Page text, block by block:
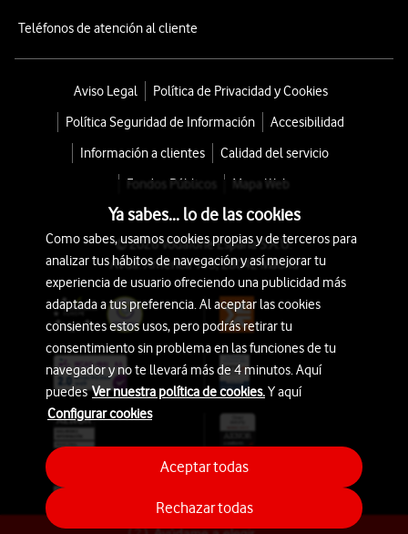
Teléfonos de atención al cliente
Aviso Legal
Política de Privacidad y Cookies
Política Seguridad de Información
Accesibilidad
Información a clientes
Calidad del servicio
Fondos Públicos
Mapa Web
© 2026 Vodafone España S.A.U.
Avda. América 115, 28042 Madrid
Ya sabes... lo de las cookies
Como sabes, usamos cookies propias y de terceros para
analizar tus hábitos de navegación y así mejorar tu
experiencia de usuario ofreciendo una publicidad más
adaptada a tus preferencia. Al aceptar las cookies
consientes estos usos, pero podrás retirar tu
consentimiento sin problema en las funciones de tu
navegador y no te llevará más de 4 minutos. Aquí
puedesVer nuestra política de cookies.Y aquí
Configurar cookies
Rechazar todas
Aceptar todas